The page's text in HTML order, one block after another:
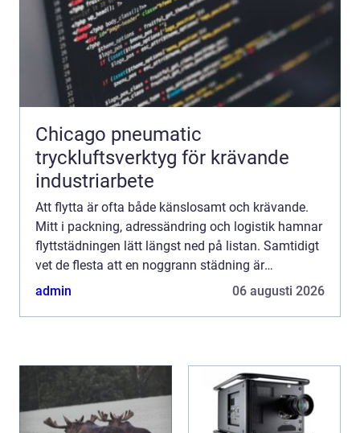
Chicago pneumatic
tryckluftsverktyg för krävande
industriarbete
Att flytta är ofta både känslosamt och krävande.
Mitt i packning, adressändring och logistik hamnar
flyttstädningen lätt längst ned på listan. Samtidigt
vet de flesta att en noggrann städning är
avgörande för att slippa konflikter med hyresvärd
admin 06 augusti 2026